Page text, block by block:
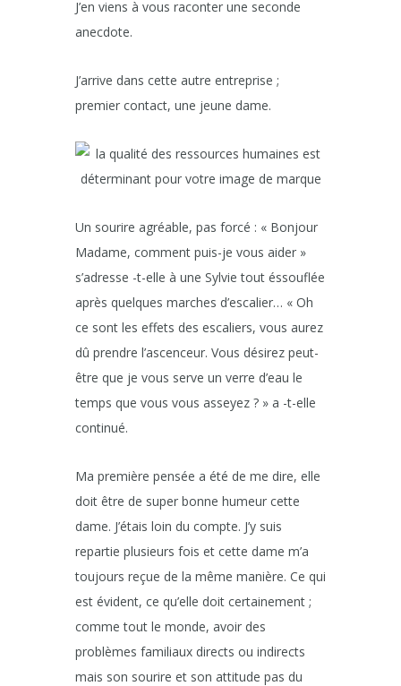
J’en viens à vous raconter une seconde
anecdote.
J’arrive dans cette autre entreprise ;
premier contact, une jeune dame.
Un sourire agréable, pas forcé : « Bonjour
Madame, comment puis-je vous aider »
s’adresse -t-elle à une Sylvie tout éssouflée
après quelques marches d’escalier… « Oh
ce sont les effets des escaliers, vous aurez
dû prendre l’ascenceur. Vous désirez peut-
être que je vous serve un verre d’eau le
temps que vous vous asseyez ? » a -t-elle
continué.
Ma première pensée a été de me dire, elle
doit être de super bonne humeur cette
dame. J’étais loin du compte. J’y suis
repartie plusieurs fois et cette dame m’a
toujours reçue de la même manière. Ce qui
est évident, ce qu’elle doit certainement ;
comme tout le monde, avoir des
problèmes familiaux directs ou indirects
mais son sourire et son attitude pas du